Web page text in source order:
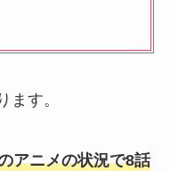
ます。
アニメの状況で8話